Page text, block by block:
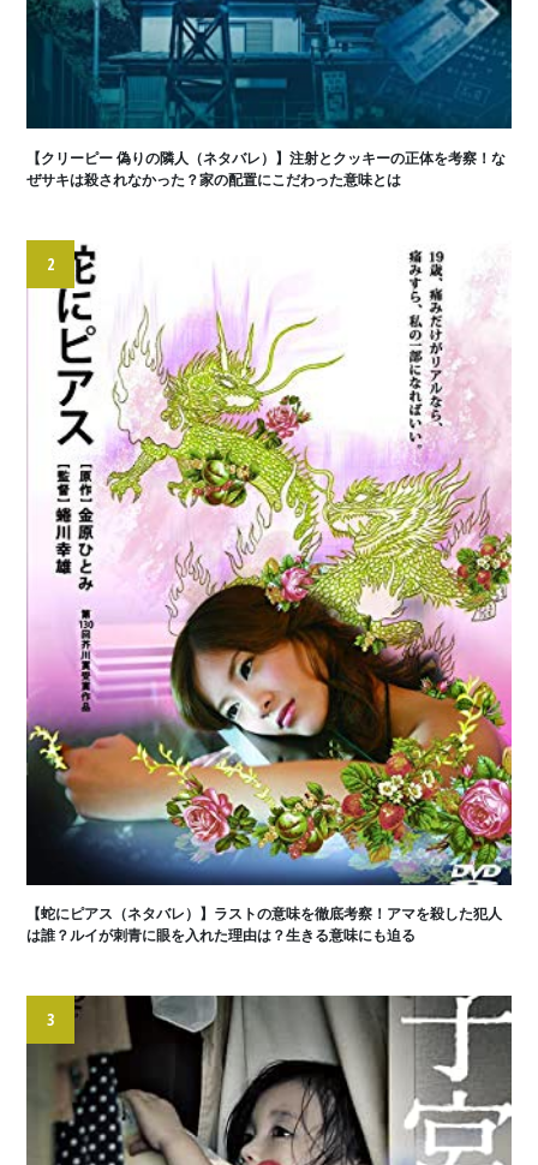
【クリーピー 偽りの隣人（ネタバレ）】注射とクッキーの正体を考察！な
ぜサキは殺されなかった？家の配置にこだわった意味とは
2
【蛇にピアス（ネタバレ）】ラストの意味を徹底考察！アマを殺した犯人
は誰？ルイが刺青に眼を入れた理由は？生きる意味にも迫る
3